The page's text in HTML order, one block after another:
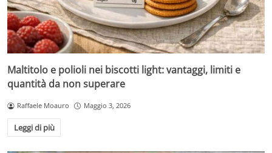
Maltitolo e polioli nei biscotti light: vantaggi, limiti e
quantità da non superare
Raffaele Moauro Maggio 3, 2026
Leggi di più